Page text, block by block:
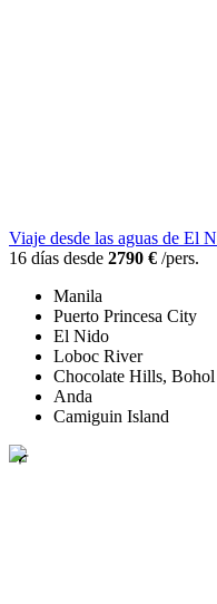
Viaje desde las aguas de El
16 días desde 2790 € /pers.
Manila
Puerto Princesa City
El Nido
Loboc River
Chocolate Hills, Bohol
Anda
Camiguin Island